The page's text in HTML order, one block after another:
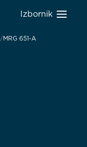
Izbornik
MRG 651-A